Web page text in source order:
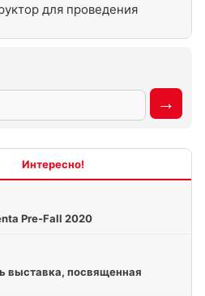
для проведения
Pre-Fall 2020
выставка, посвященная